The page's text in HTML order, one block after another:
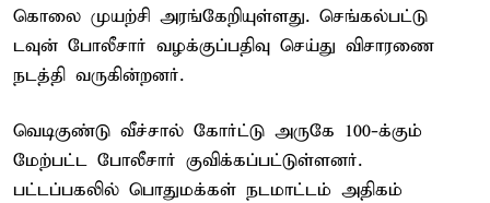
கொலை முயற்சி அரங்கேறியுள்ளது. செங்கல்பட்டு
டவுன் போலீசார் வழக்குப்பதிவு செய்து விசாரணை
நடத்தி வருகின்றனர்.
வெடிகுண்டு வீச்சால் கோர்ட்டு அருகே 100-க்கும்
மேற்பட்ட போலீசார் குவிக்கப்பட்டுள்ளனர்.
பட்டப்பகலில் பொதுமக்கள் நடமாட்டம் அதிகம்